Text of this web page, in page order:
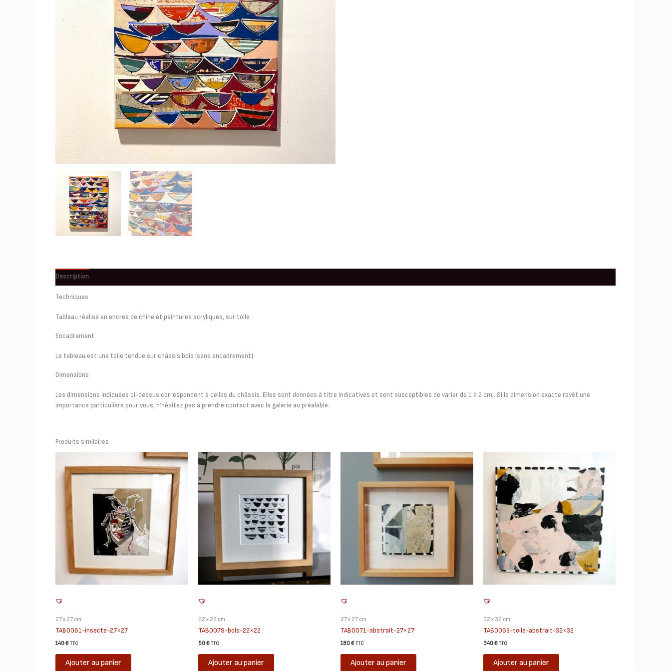
Description
Techniques
Tableau réalisé en encres de chine et peintures acryliques, sur toile
Encadrement
Le tableau est une toile tendue sur châssis bois (sans encadrement)
Dimensions
Les dimensions indiquées ci-dessus correspondent à celles du châssis. Elles sont données à titre indicatives et sont susceptibles de varier de 1 à 2 cm,. Si la dimension exacte revêt une
importance particulière pour vous, n’hésitez pas à prendre contact avec la galerie au préalable.
Produits similaires
27 x 27 cm
TAB0061-insecte-27×27
140€TTC
Ajouter au panier
22 x 22 cm
TAB0079-bols-22×22
50€ TTC
Ajouter au panier
27 x 27 cm
TAB0071-abstrait-27×27
180€TTC
Ajouter au panier
32 x 32 cm
TAB0063-toile-abstrait-32×32
340€ TTC
Ajouter au panier